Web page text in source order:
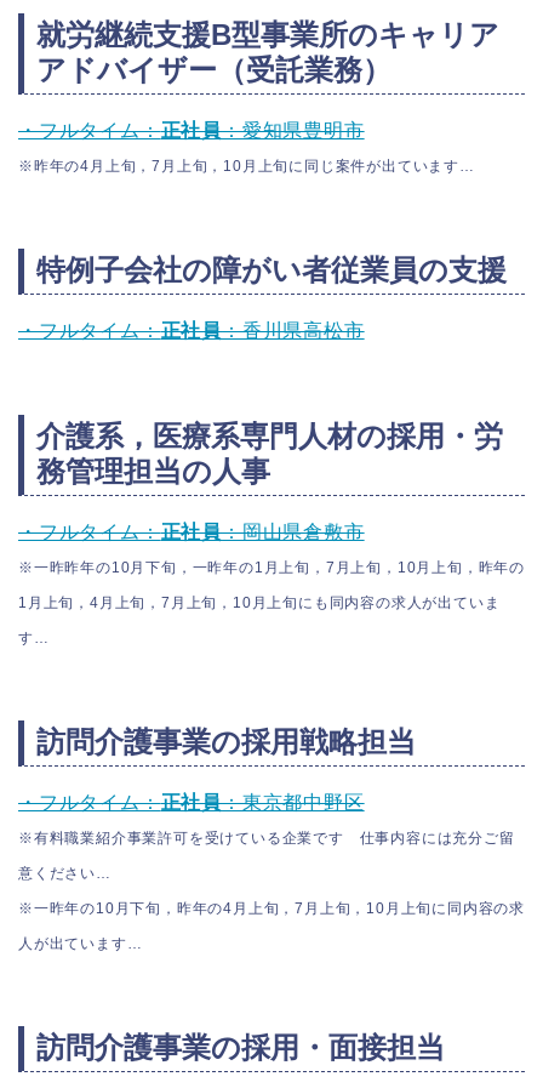
就労継続支援B型事業所のキャリア
アドバイザー（受託業務）
・フルタイム：正社員：愛知県豊明市
※昨年の4月上旬，7月上旬，10月上旬に同じ案件が出ています…
特例子会社の障がい者従業員の支援
・フルタイム：正社員：香川県高松市
介護系，医療系専門人材の採用・労
務管理担当の人事
・フルタイム：正社員：岡山県倉敷市
※一昨昨年の10月下旬，一昨年の1月上旬，7月上旬，10月上旬，昨年の
1月上旬，4月上旬，7月上旬，10月上旬にも同内容の求人が出ていま
す…
訪問介護事業の採用戦略担当
・フルタイム：正社員：東京都中野区
※有料職業紹介事業許可を受けている企業です 仕事内容には充分ご留
意ください…
※一昨年の10月下旬，昨年の4月上旬，7月上旬，10月上旬に同内容の求
人が出ています…
訪問介護事業の採用・面接担当